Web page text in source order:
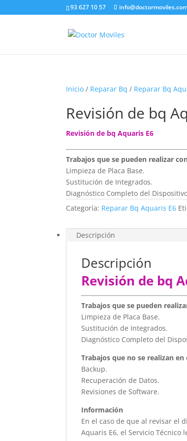
93 627 10 57
Inicio / Reparar Bq / Reparar Bq
Revisión de bq
Revisión de bq Aquaris E6
Trabajos que se pueden realizar
Limpieza de Placa Base.
Sustitución de Integrados.
Diagnóstico Completo del
Categoría: Reparar Bq Aquaris E6
Descripción
Descripción
Revisión de bq
Trabajos que se pueden
Limpieza de Placa Base.
Sustitución de Integrados.
Diagnóstico Completo del
Trabajos que no se realizan
Backup.
Recuperación de Datos.
Revisiones de Software.
Información
En el caso de que al revisar el
Aquaris E6, el Servicio